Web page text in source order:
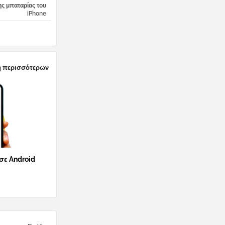
μπαταρίας του
iPhone
περισσότερων
Android